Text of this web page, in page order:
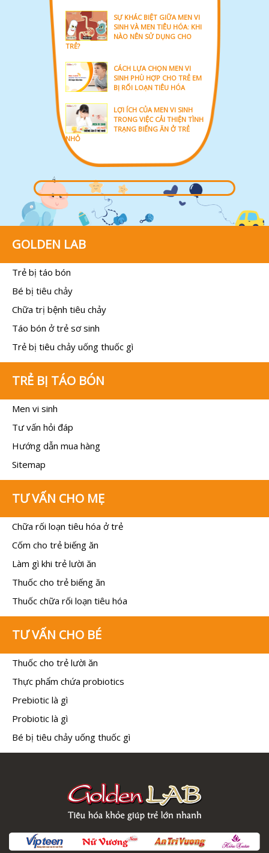
SỰ KHÁC BIỆT GIỮA MEN VI
SINH VÀ MEN TIÊU HÓA: KHI
NÀO NÊN SỬ DỤNG CHO
TRẺ?
CÁCH LỰA CHỌN MEN VI
SINH PHÙ HỢP CHO TRẺ EM
BỊ RỐI LOẠN TIÊU HÓA
LỢI ÍCH CỦA MEN VI SINH
TRONG VIỆC CẢI THIỆN TÌNH
TRẠNG BIẾNG ĂN Ở TRẺ
NHỎ
GOLDEN LAB
Trẻ bị táo bón
Bé bị tiêu chảy
Chữa trị bệnh tiêu chảy
Táo bón ở trẻ sơ sinh
Trẻ bị tiêu chảy uống thuốc gì
TRẺ BỊ TÁO BÓN
Men vi sinh
Tư vấn hỏi đáp
Hướng dẫn mua hàng
Sitemap
TƯ VẤN CHO MẸ
Chữa rối loạn tiêu hóa ở trẻ
Cốm cho trẻ biếng ăn
Làm gì khi trẻ lười ăn
Thuốc cho trẻ biếng ăn
Thuốc chữa rối loạn tiêu hóa
TƯ VẤN CHO BÉ
Thuốc cho trẻ lười ăn
Thực phẩm chứa probiotics
Prebiotic là gì
Probiotic là gì
Bé bị tiêu chảy uống thuốc gì